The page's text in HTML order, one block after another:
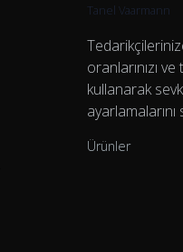
Tanel Vaarmann
oranlarınızı ve
kullanarak
ayarlamalarını
Ürünler